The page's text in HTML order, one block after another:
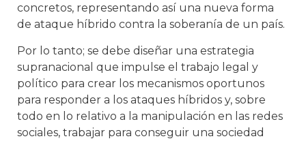
concretos, representando así una nueva forma
de ataque híbrido contra la soberanía de un país.
Por lo tanto; se debe diseñar una estrategia
supranacional que impulse el trabajo legal y
político para crear los mecanismos oportunos
para responder a los ataques híbridos y, sobre
todo en lo relativo a la manipulación en las redes
sociales, trabajar para conseguir una sociedad